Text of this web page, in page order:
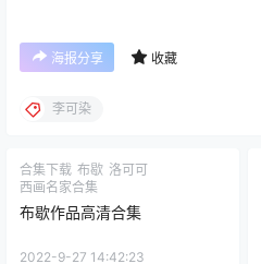
海报分享 收藏
李可染
合集下载 布歇 洛可可
西画名家合集
布歇作品高清合集
2022-9-27 14:42:23